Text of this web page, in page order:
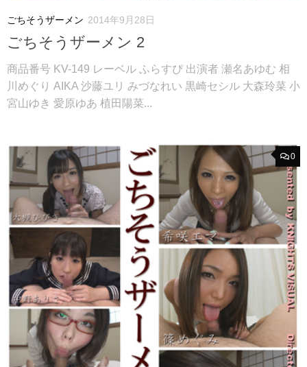
ごちそうザーメン 2014年9月28日
ごちそうザーメン 2
商品番号 KV-149 レーベル ふらすぴ 出演者 瀬名あゆむ 相
川めぐり AIKA 沙藤ユリ みづなれい 黒崎セシル 大森玲菜 小
宮山ゆき 愛原ゆあ 植田陽菜...
0